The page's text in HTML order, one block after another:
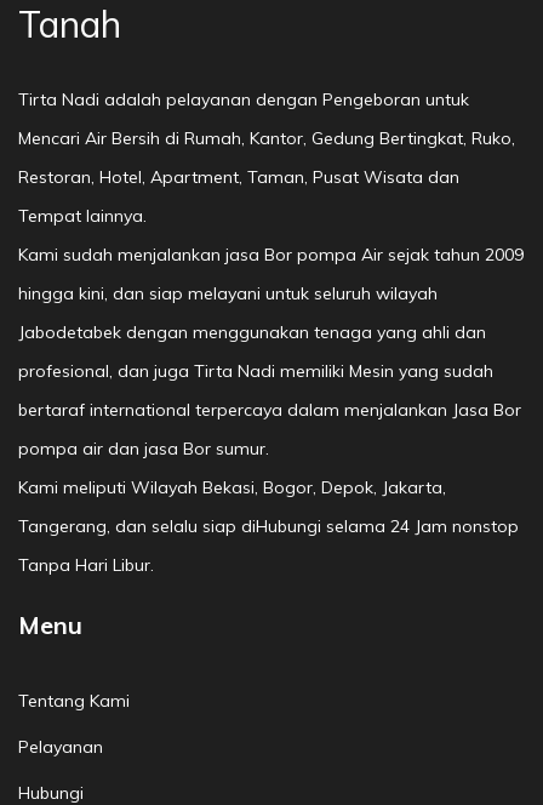
Tanah
Tirta Nadi adalah pelayanan dengan Pengeboran untuk
Mencari Air Bersih di Rumah, Kantor, Gedung Bertingkat, Ruko,
Restoran, Hotel, Apartment, Taman, Pusat Wisata dan
Tempat lainnya.
Kami sudah menjalankan jasa Bor pompa Air sejak tahun 2009
hingga kini, dan siap melayani untuk seluruh wilayah
Jabodetabek dengan menggunakan tenaga yang ahli dan
profesional, dan juga Tirta Nadi memiliki Mesin yang sudah
bertaraf international terpercaya dalam menjalankan Jasa Bor
pompa air dan jasa Bor sumur.
Kami meliputi Wilayah Bekasi, Bogor, Depok, Jakarta,
Tangerang, dan selalu siap diHubungi selama 24 Jam nonstop
Tanpa Hari Libur.
Menu
Tentang Kami
Pelayanan
Hubungi